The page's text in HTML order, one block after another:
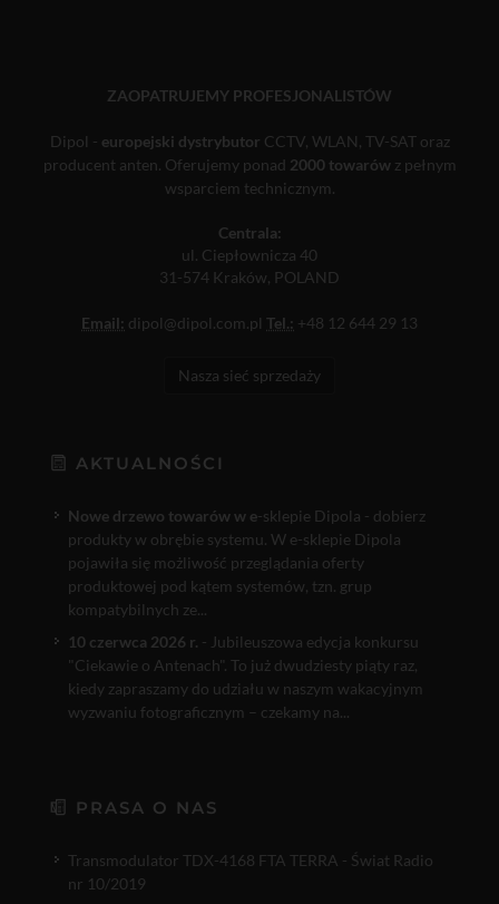
ZAOPATRUJEMY PROFESJONALISTÓW
Dipol - europejski dystrybutor CCTV, WLAN, TV-SAT oraz
producent anten. Oferujemy ponad 2000 towarówz pełnym
wsparciem technicznym.
Centrala:
ul. Ciepłownicza 40
31-574 Kraków, POLAND
Email: dipol@dipol.com.pl Tel.: +48 12 644 29 13
Nasza sieć sprzedaży
AKTUALNOŚCI
Nowe drzewo towarów w e-sklepie Dipola - dobierz
produkty w obrębie systemu. W e-sklepie Dipola
pojawiła się możliwość przeglądania oferty
produktowej pod kątem systemów, tzn. grup
kompatybilnych ze...
10 czerwca 2026 r. - Jubileuszowa edycja konkursu
"Ciekawie o Antenach". To już dwudziesty piąty raz,
kiedy zapraszamy do udziału w naszym wakacyjnym
wyzwaniu fotograficznym – czekamy na...
PRASA O NAS
Transmodulator TDX-4168 FTA TERRA - Świat Radio
nr 10/2019